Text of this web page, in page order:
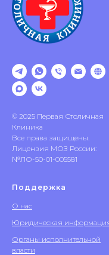
© 2025 Первая Столичная
Клиника
Все права защищены.
Лицензия МОЗ России:
№ЛО-50-01-005581
Поддержка
О нас
Юридическая
Органы исполнительной
власти